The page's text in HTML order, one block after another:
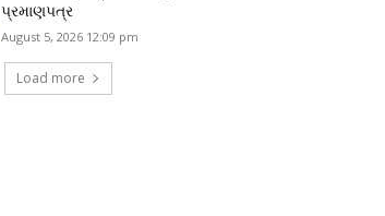
પ્રમાણપત્ર
August 5, 2026 12:09 pm
Load more